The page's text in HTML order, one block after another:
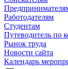
Работодателям
Студентам
Путеводитель по
Рынок труда
Новости сайта
Календарь